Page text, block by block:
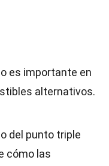
es importante en
alternativos.
del punto triple
cómo las